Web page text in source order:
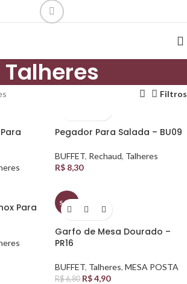
Talheres
Filtros
Pegador Para Salada – BU09
BUFFET, Rechaud, Talheres
R$ 8,30
Para
SALE
Garfo de Mesa Dourado –
PR16
BUFFET, Talheres, MESA POSTA
R$6,80 R$4,90